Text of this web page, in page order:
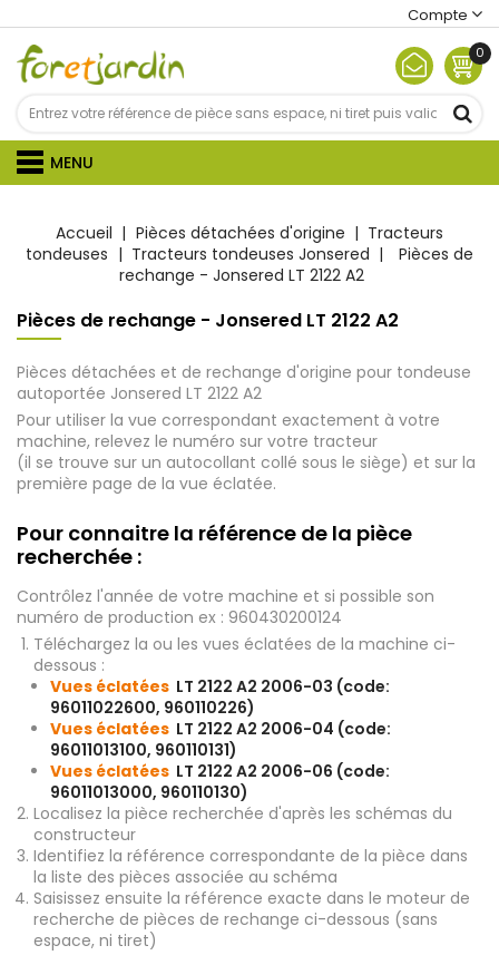
Compte
0
MENU
Accueil Pièces détachées d'origine
Tracteurs
tondeuses
Tracteurs tondeuses Jonsered
Pièces de
rechange - Jonsered LT 2122 A2
Pièces de rechange - Jonsered LT 2122 A2
Pièces détachées et de rechange d'origine pour tondeuse
autoportée Jonsered LT 2122 A2
Pour utiliser la vue correspondant exactement à votre
machine, relevez le numéro sur votre tracteur
(il se trouve sur un autocollant collé sous le siège) et sur la
première page de la vue éclatée.
Pour connaitre la référence de la pièce
recherchée :
Contrôlez l'année de votre machine et si possible son
numéro de production ex : 960430200124
Téléchargez la ou les vues éclatées de la machine ci-
dessous :
Vues éclatées LT 2122 A2 2006-03 (code:
96011022600, 960110226)
Vues éclatées LT 2122 A2 2006-04 (code:
96011013100, 960110131)
Vues éclatées LT 2122 A2 2006-06 (code:
96011013000, 960110130)
Localisez la pièce recherchée d'après les schémas du
constructeur
Identifiez la référence correspondante de la pièce dans
la liste des pièces associée au schéma
Saisissez ensuite la référence exacte dans le moteur de
recherche de pièces de rechange ci-dessous (sans
espace, ni tiret)